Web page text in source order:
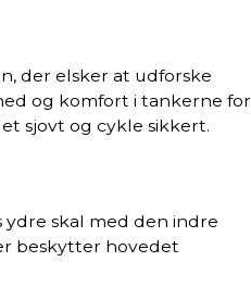
der elsker at udforske
og komfort i tankerne for
sjovt og cykle sikkert.
skal med den indre
beskytter hovedet